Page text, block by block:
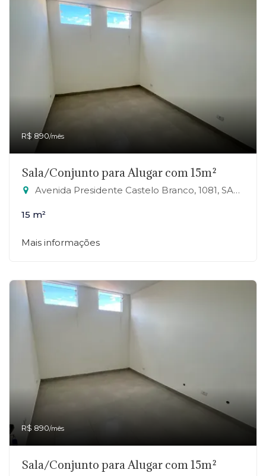
R$ 890/mês
Sala/Conjunto para Alugar com 15m²
Avenida Presidente Castelo Branco, 1081, SALA 19 - Jardim Zaira, Mauá-SP
15 m²
Mais informações
R$ 890/mês
Sala/Conjunto para Alugar com 15m²